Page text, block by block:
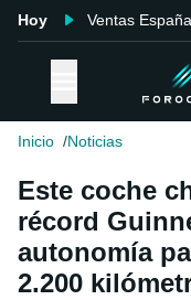
Hoy Ventas España
Inicio Noticias
Este coche
récord
autonomía
2.200